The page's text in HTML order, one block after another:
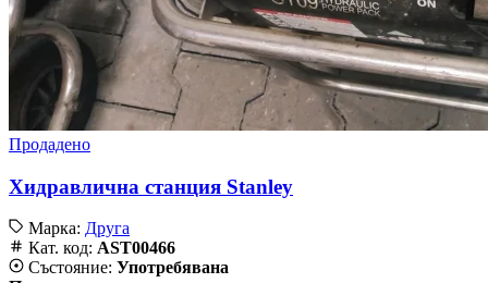
Продадено
Хидравлична станция Stanley
Марка: Друга
Кат. код: AST00466
Състояние: Употребявана